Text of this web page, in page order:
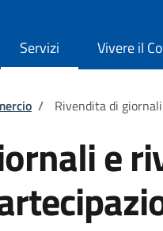
Servizi Vivere il
/ Rivendita di
e